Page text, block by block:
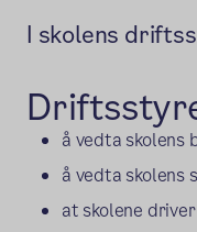
I skolens
å vedta skolens
å vedta skolens
at skolene